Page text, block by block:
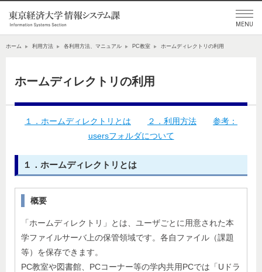
ホーム 利用方法 各利用方法、マニュアル PC教室 ホームディレクトリの利用
ホームディレクトリの利用
１．ホームディレクトリとは ２．利用方法
参考：
usersフォルダについて
１．ホームディレクトリとは
概要
「ホームディレクトリ」とは、ユーザごとに用意された本
学ファイルサーバ上の保管領域です。各自ファイル（課題
等）を保存できます。
PC教室や図書館、PCコーナー等の学内共用PCでは「Uドラ